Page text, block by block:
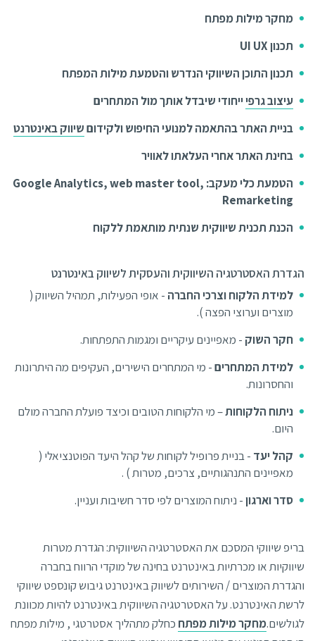
מחקר מילות מפתח
תכנון UI UX
תכנון התוכן השיווקי הנדרש והטמעת מילות המפתח
עיצוב גרפיייחודי שיבדל אותך מול המתחרים
בניית האתר בהתאמה למנועי החיפוש ולקידוםשיווק באינטרנט
בחינת האתר אחרי העלאתו לאוויר
הטמעת כלי מעקב: Google Analytics, web master tool,
Remarketing
הכנת תכנית שיווקית שנתית מותאמת ללקוח
הגדרת האסטרטגיה השיווקית והעסקית לשיווק באינטרנט
למידת הלקוח וצרכי החברה - אופי הפעילות, תמהיל השיווק (
מוצרים וערוצי הפצה ).
חקר השוק - מאפיינים עיקריים ומגמות התפתחות.
למידת המתחרים- מי המתחרים הישירים, העקיפים מה היתרונות
והחסרונות.
ניתוח הלקוחות– מי הלקוחות הטובים וכיצד פועלת החברה מולם
היום.
קהל יעד - בניית פרופיל לקוחות של קהל היעד הפוטנציאלי (
מאפיינים התנהגותיים, צרכים, מטרות ) .
סדר וארגון- ניתוח המוצרים לפי סדר חשיבות ועניין.
בריפ שיווקי המסכם את האסטרטגיה השיווקית: הגדרת מטרות
שיווקיות או מכרתיות באינטרנט בחינה של מוקדי הרווח בחברה
והגדרת המוצרים / השירותים לשיווק באינטרנט גיבוש קונספט שיווקי
לרשת האינטרנט. על האסטרטגיה השיווקית באינטרנט להיות מכוונת
לגולשים.מחקר מילות מפתח כחלק מתהליך אסטרטגי , מילות מפתח